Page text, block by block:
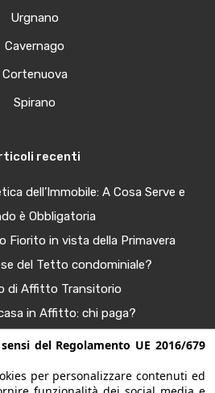
Urgnano
Cavernago
Cortenuova
Spirano
recenti
dell’Immobile: A Cosa Serve e
è Obbligatoria
Fiorito in vista della Primavera
del Tetto condominiale?
di Affitto Transitorio
in Affitto: chi paga?
– Guida completa
per la Casa Autunno 2025
Agevolazioni in Scadenza
del Regolamento UE 2016/679
per personalizzare contenuti ed